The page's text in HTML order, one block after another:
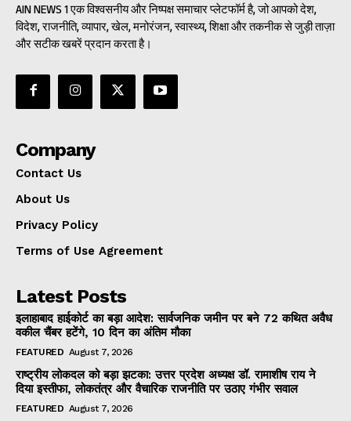
AIN NEWS 1 एक विश्वसनीय और निष्पक्ष समाचार प्लेटफॉर्म है, जो आपको देश,
विदेश, राजनीति, व्यापार, खेल, मनोरंजन, स्वास्थ्य, शिक्षा और तकनीक से जुड़ी ताज़ा
और सटीक खबरें प्रदान करता है।
Company
Contact Us
About Us
Privacy Policy
Terms of Use Agreement
Latest Posts
इलाहाबाद हाईकोर्ट का बड़ा आदेश: सार्वजनिक जमीन पर बने 72 कथित अवैध
वकील चैंबर हटेंगे, 10 दिन का अंतिम मौका
FEATURED August 7, 2026
राष्ट्रीय लोकदल को बड़ा झटका: उत्तर प्रदेश अध्यक्ष डॉ. रामाशीष राय ने
दिया इस्तीफा, लोकतंत्र और वैचारिक राजनीति पर उठाए गंभीर सवाल
FEATURED August 7, 2026